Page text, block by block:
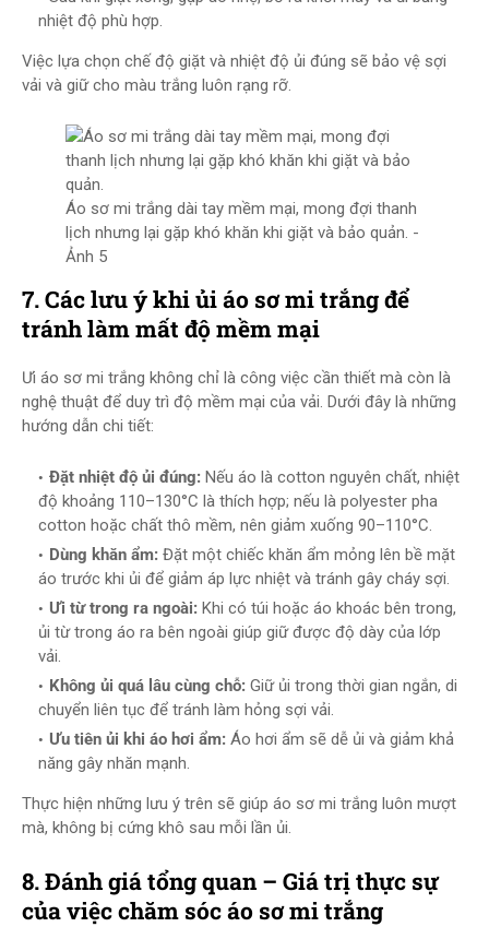
nhiệt độ phù hợp.
Việc lựa chọn chế độ giặt và nhiệt độ ủi đúng sẽ bảo vệ sợi
vải và giữ cho màu trắng luôn rạng rỡ.
Áo sơ mi trắng dài tay mềm mại, mong đợi thanh
lịch nhưng lại gặp khó khăn khi giặt và bảo quản. -
Ảnh 5
7. Các lưu ý khi ủi áo sơ mi trắng để
tránh làm mất độ mềm mại
Ưi áo sơ mi trắng không chỉ là công việc cần thiết mà còn là
nghệ thuật để duy trì độ mềm mại của vải. Dưới đây là những
hướng dẫn chi tiết:
Đặt nhiệt độ ủi đúng: Nếu áo là cotton nguyên chất, nhiệt
độ khoảng 110–130°C là thích hợp; nếu là polyester pha
cotton hoặc chất thô mềm, nên giảm xuống 90–110°C.
Dùng khăn ẩm: Đặt một chiếc khăn ẩm mỏng lên bề mặt
áo trước khi ủi để giảm áp lực nhiệt và tránh gây cháy sợi.
Ưi từ trong ra ngoài: Khi có túi hoặc áo khoác bên trong,
ủi từ trong áo ra bên ngoài giúp giữ được độ dày của lớp
vải.
Không ủi quá lâu cùng chỗ: Giữ ủi trong thời gian ngắn, di
chuyển liên tục để tránh làm hỏng sợi vải.
Ưu tiên ủi khi áo hơi ẩm: Áo hơi ẩm sẽ dễ ủi và giảm khả
năng gây nhăn mạnh.
Thực hiện những lưu ý trên sẽ giúp áo sơ mi trắng luôn mượt
mà, không bị cứng khô sau mỗi lần ủi.
8. Đánh giá tổng quan – Giá trị thực sự
của việc chăm sóc áo sơ mi trắng